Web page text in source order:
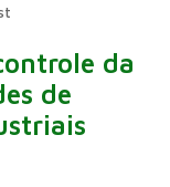
da
de